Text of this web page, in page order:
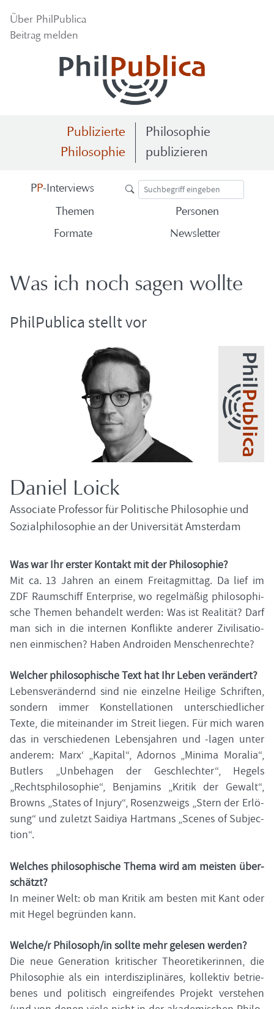
Über Phil­Pu­bli­ca
Bei­trag mel­den
Publizierte
Philosophie
Philosophie
publizieren
PP-​Interviews
The­men
Per­so­nen
For­ma­te
News­let­ter
Was ich noch sagen woll­te
Phil­Pu­bli­ca stellt vor
Da­ni­el Loick
As­so­cia­te Pro­fes­sor für Po­li­ti­sche Phi­lo­so­phie und
So­zi­al­phi­lo­so­phie an der Uni­ver­si­tät Ams­ter­dam
Was war Ihr ers­ter Kon­takt mit der Phi­lo­so­phie?
Mit ca. 13 Jah­ren an einem Frei­tag­mit­tag. Da lief im
ZDF Raum­schiff En­ter­pri­se, wo re­gel­mä­ßig phi­lo­so­phi­
sche The­men be­han­delt wer­den: Was ist Rea­li­tät? Darf
man sich in die in­ter­nen Kon­flik­te an­de­rer Zi­vi­li­sa­tio­
nen ein­mi­schen? Haben An­dro­iden Men­schen­rech­te?
Wel­cher phi­lo­so­phi­sche Text hat Ihr Leben ver­än­dert?
Le­bens­ver­än­dernd sind nie ein­zel­ne Hei­li­ge Schrif­ten,
son­dern immer Kon­stel­la­tio­nen un­ter­schied­li­cher
Texte, die mit­ein­an­der im Streit lie­gen. Für mich waren
das in ver­schie­de­nen Le­bens­jah­ren und -​lagen unter
an­de­rem: Marx‘ „Ka­pi­tal“, Ador­nos „Mi­ni­ma Mo­ra­lia“,
But­lers „Un­be­ha­gen der Ge­schlech­ter“, He­gels
„Rechts­phi­lo­so­phie“, Ben­ja­mins „Kri­tik der Ge­walt“,
Browns „Sta­tes of In­ju­ry“, Ro­sen­zweigs „Stern der Er­lö­
sung“ und zu­letzt Sai­diya Hart­mans „Sce­nes of Sub­jec­
tion“.
Wel­ches phi­lo­so­phi­sche Thema wird am meis­ten über­
schätzt?
In mei­ner Welt: ob man Kri­tik am bes­ten mit Kant oder
mit Hegel be­grün­den kann.
Wel­che/r Phi­lo­soph/in soll­te mehr ge­le­sen wer­den?
Die neue Ge­ne­ra­ti­on kri­ti­scher Theo­re­ti­ke­rin­nen, die
Phi­lo­so­phie als ein in­ter­dis­zi­pli­nä­res, kol­lek­tiv be­trie­
be­nes und po­li­tisch ein­grei­fen­des Pro­jekt ver­ste­hen